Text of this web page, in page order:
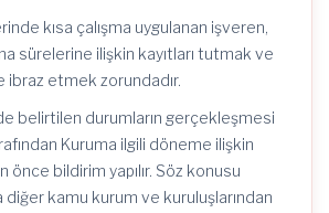
kısa çalışma uygulanan işveren,
sürelerine ilişkin kayıtları tutmak ve
etmek zorundadır.
belirtilen durumların gerçekleşmesi
Kuruma ilgili döneme ilişkin
önce bildirim yapılır. Söz konusu
diğer kamu kurum ve kuruluşlarından